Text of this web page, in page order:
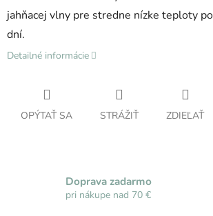
jahňacej vlny pre stredne nízke teploty
dní.
Detailné informácie
OPÝTAŤ SA STRÁŽIŤ ZDIEĽAŤ
Doprava zadarmo
pri nákupe nad 70 €